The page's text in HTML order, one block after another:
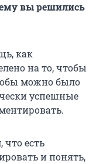
вы решились
как
на то, чтобы
можно было
успешные
что есть
и понять,